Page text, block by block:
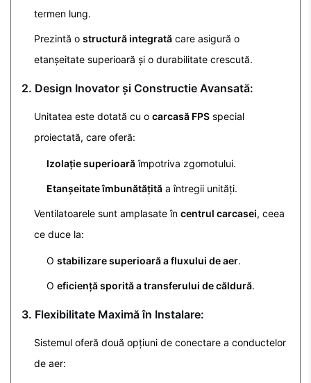
termen lung.
Prezintă o structură integrată care asigură o
etanșeitate superioară și o durabilitate crescută.
2. Design Inovator și Constructie Avansată:
Unitatea este dotată cu o carcasă FPS special
proiectată, care oferă:
Izolație superioarăîmpotriva zgomotului.
Etanșeitate îmbunătățită a întregii unități.
Ventilatoarele sunt amplasate în centrul carcasei, ceea
ce duce la:
O stabilizare superioară a fluxului de aer.
O eficiență sporită a transferului de căldură.
3. Flexibilitate Maximă în Instalare:
Sistemul oferă două opțiuni de conectare a conductelor
de aer: